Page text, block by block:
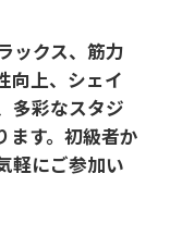
ックス、筋力
向上、シェイ
多彩なスタジ
ます。初級者か
軽にご参加い